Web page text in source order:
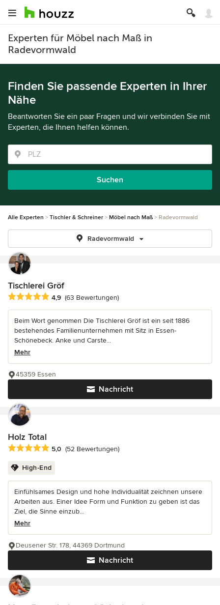
Experten für Möbel nach Maß in
Radevormwald
Finden Sie passende Experten in Ihrer
Nähe
Beantworten Sie ein paar Fragen und wir verbinden Sie mit
Experten, die Ihnen helfen können.
Suchen
Alle Experten Tischler & Schreiner Möbel nach Maß Radevormwald
Radevormwald
Tischlerei Gröf
Durchschnittliche Bewertung: 4.9 von 5 Sternen
4,9 (63 Bewertungen)
Beim Wort genommen Die Tischlerei Gröf ist ein seit 1886
bestehendes Familienunternehmen mit Sitz in Essen-
Schönebeck. Anke und Carste...
Mehr
Nachricht
45359 Essen
Holz Total
Durchschnittliche Bewertung: 5 von 5 Sternen
5,0 (52 Bewertungen)
High-End
Einfühlsames Design und hohe Individualität zeichnen unsere
Arbeiten aus. Einer Idee Form und Funktion zu geben ist das
Ziel, die Sinne einzub...
Mehr
Nachricht
Deusener Str. 178, 44369 Dortmund